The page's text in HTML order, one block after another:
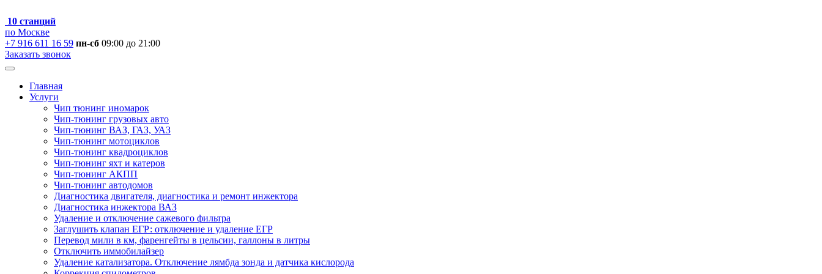
10 станций
по Москве
+7 916 611 16 59 пн-сб 09:00 до 21:00
Заказать звонок
Главная
Услуги
Чип тюнинг иномарок
Чип-тюнинг грузовых авто
Чип-тюнинг ВАЗ, ГАЗ, УАЗ
Чип-тюнинг мотоциклов
Чип-тюнинг квадроциклов
Чип-тюнинг яхт и катеров
Чип-тюнинг АКПП
Чип-тюнинг автодомов
Диагностика двигателя, диагностика и ремонт инжектора
Диагностика инжектора ВАЗ
Удаление и отключение сажевого фильтра
Заглушить клапан ЕГР: отключение и удаление ЕГР
Перевод мили в км, фаренгейты в цельсии, галлоны в литры
Отключить иммобилайзер
Удаление катализатора. Отключение лямбда зонда и датчика кислорода